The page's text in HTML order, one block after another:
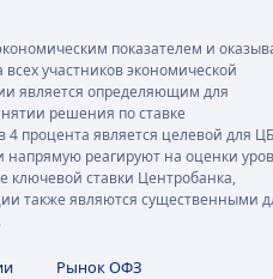
показателем и
участников экономической
является определяющим для
решения по ставке
процента является целевой для ЦБ
реагируют на оценки
ставки Центробанка,
также являются существенными
Рынок ОФЗ